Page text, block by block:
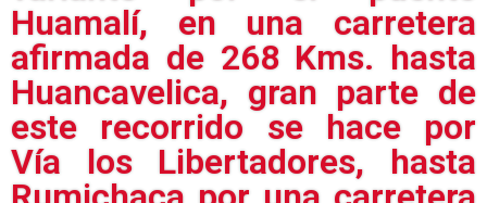
Huamalí, en una carretera
afirmada de 268 Kms. hasta
Huancavelica, gran parte de
este recorrido se hace por
Vía los Libertadores, hasta